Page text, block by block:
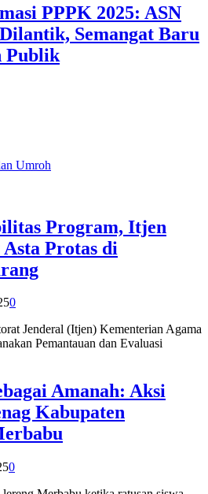
PPPK 2025: ASN
Semangat Baru
Publik
Umroh
Program, Itjen
Protas di
0
Jenderal (Itjen) Kementerian Agama
Pemantauan dan Evaluasi
Amanah: Aksi
Kabupaten
0